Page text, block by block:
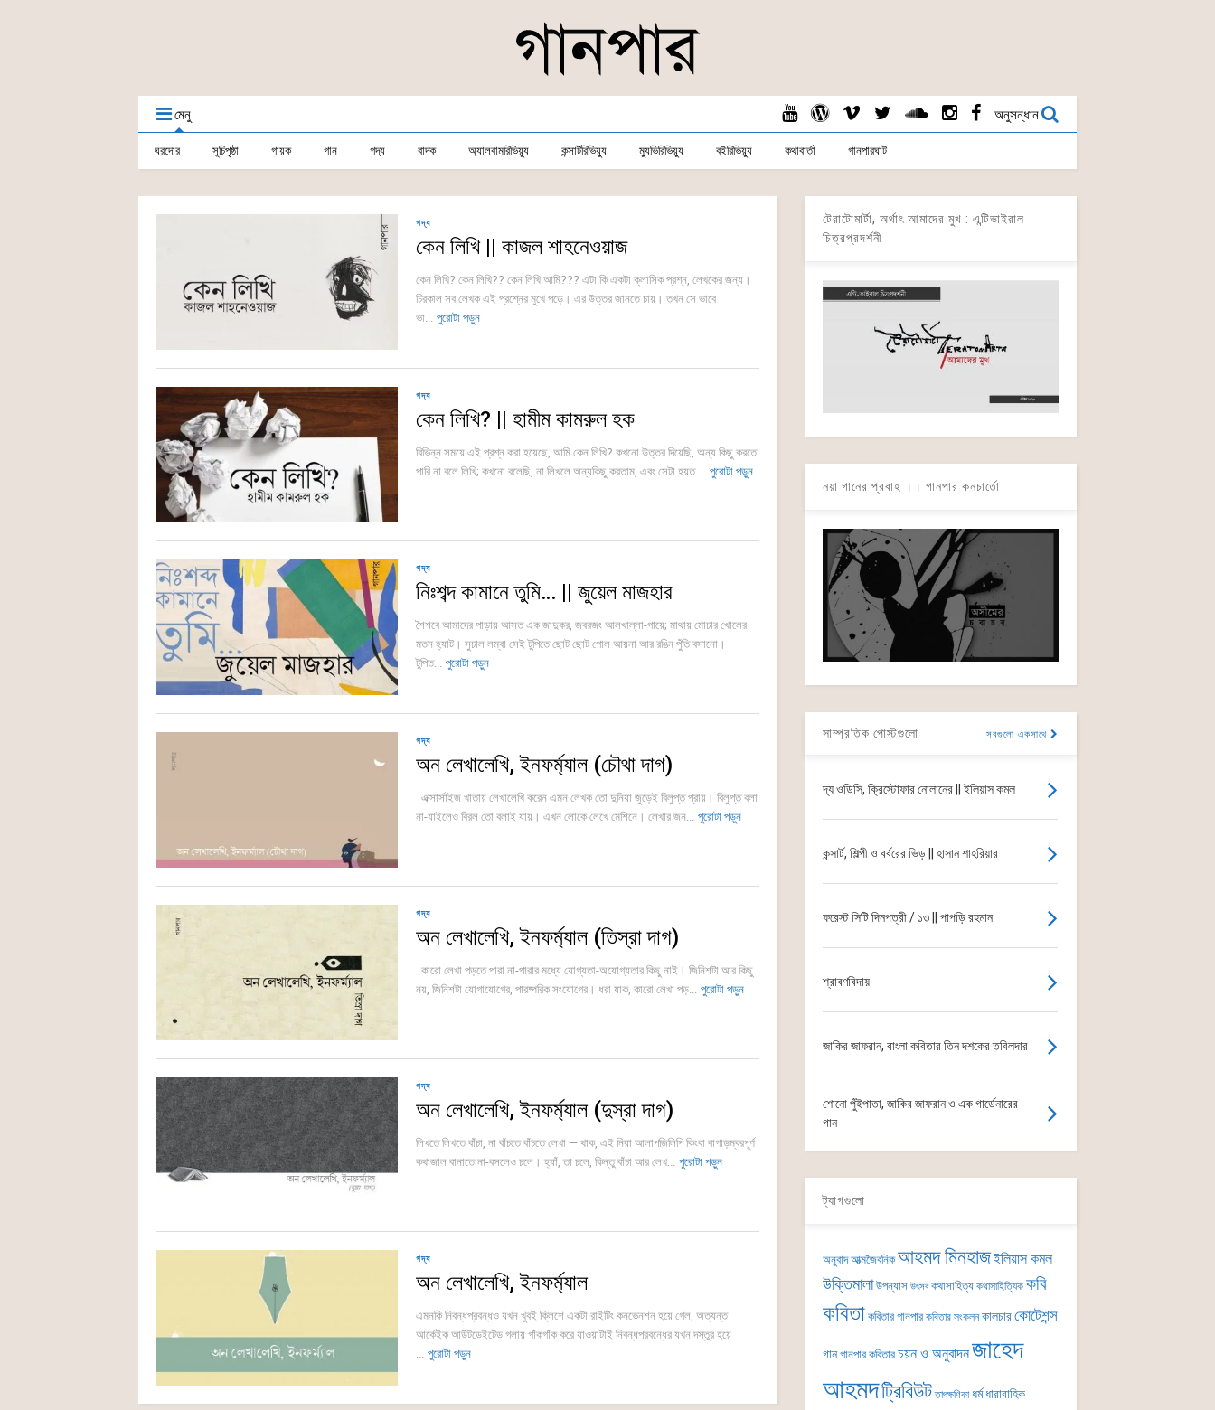
মেনু অনুসন্ধান
ঘরদোর সূচিপৃষ্ঠা গায়ক গান গদ্য বাদক অ্যালবামরিভিয়্যু কন্সার্টরিভিয়্যু ম্যুভিরিভিয়্যু বইরিভিয়্যু কথাবার্তা গানপারঘাট
গদ্য
কেন লিখি || কাজল শাহনেওয়াজ
কেন লিখি? কেন লিখি?? কেন লিখি আমি??? এটা কি একটা ক্লাসিক প্রশ্ন, লেখকের জন্য।
চিরকাল সব লেখক এই প্রশ্নের মুখে পড়ে। এর উত্তর জানতে চায়। তখন সে ভাবে
ভা... পুরোটা পড়ুন
গদ্য
কেন লিখি? || হামীম কামরুল হক
বিভিন্ন সময়ে এই প্রশ্ন করা হয়েছে, আমি কেন লিখি? কখনো উত্তর দিয়েছি, অন্য কিছু করতে
পারি না বলে লিখি; কখনো বলেছি, না লিখলে অন্যকিছু করতাম, এবং সেটা হয়ত ... পুরোটা পড়ুন
গদ্য
নিঃশব্দ কামানে তুমি… || জুয়েল মাজহার
শৈশবে আমাদের পাড়ায় আসত এক জাদুকর, জবরজং আলখাল্লা-গায়ে; মাথায় মোচার খোলের
মতন হ্যাট। সুচাল লম্বা সেই টুপিতে ছোট ছোট গোল আয়না আর রঙিন পুঁতি বসানো।
টুপিত... পুরোটা পড়ুন
গদ্য
অন লেখালেখি, ইনফর্ম্যাল (চৌথা দাগ)
এক্সার্সাইজ খাতায় লেখালেখি করেন এমন লেখক তো দুনিয়া জুড়েই বিলুপ্ত প্রায়। বিলুপ্ত বলা
না-যাইলেও বিরল তো বলাই যায়। এখন লোকে লেখে মেশিনে। লেখার জন... পুরোটা পড়ুন
গদ্য
অন লেখালেখি, ইনফর্ম্যাল (তিস্রা দাগ)
কারো লেখা পড়তে পারা না-পারার মধ্যে যোগ্যতা-অযোগ্যতার কিছু নাই। জিনিশটা আর কিছু
নয়, জিনিশটা যোগাযোগের, পারষ্পরিক সংযোগের। ধরা যাক, কারো লেখা পড়... পুরোটা পড়ুন
গদ্য
অন লেখালেখি, ইনফর্ম্যাল (দুস্রা দাগ)
লিখতে লিখতে বাঁচা, না বাঁচতে বাঁচতে লেখা — থাক, এই নিয়া আলাপজিলিপি কিংবা বাগাড়ম্বরপূর্ণ
কথাজাল বানাতে না-বসলেও চলে। হ্যাঁ, তা চলে, কিন্তু বাঁচা আর লেখ... পুরোটা পড়ুন
গদ্য
অন লেখালেখি, ইনফর্ম্যাল
এমনকি নিবন্ধপ্রবন্ধও যখন খুবই ক্লিশে একটা রাইটিং কনভেনশন হয়ে গেল, অত্যন্ত
আর্কেইক আউটডেইটেড গলায় গাঁকগাঁক করে যাওয়াটাই নিবন্ধপ্রবন্ধের যখন দস্তুর হয়ে
... পুরোটা পড়ুন
টেরাটোমার্টা, অর্থাৎ আমাদের মুখ : এন্টিভাইরাল
চিত্রপ্রদর্শনী
নয়া গানের প্রবাহ ।। গানপার কনচার্তো
সাম্প্রতিক পোস্টগুলো সবগুলো একসাথে
দ্য ওডিসি, ক্রিস্টোফার নোলানের || ইলিয়াস কমল
কন্সার্ট, শিল্পী ও বর্বরের ভিড় || হাসান শাহরিয়ার
ফরেস্ট সিটি দিনপত্রী / ১৩ || পাপড়ি রহমান
শ্রাবণবিদায়
জাকির জাফরান, বাংলা কবিতার তিন দশকের তবিলদার
শোনো পুঁইপাতা, জাকির জাফরান ও এক গার্ডেনারের
গান
ট্যাগগুলো
অনুবাদ আত্মজৈবনিক আহমদ মিনহাজইলিয়াস কমল
উক্তিমালা উপন্যাস উৎসব কথাসাহিত্য কথাসাহিত্যিক কবি
কবিতা কবিতার গানপার কবিতার সংকলন কালচারকোটেশন্স
গান গানপার কবিতার চয়ন ও অনুবাদনজাহেদ
আহমদট্রিবিউট তাৎক্ষণিকা ধর্ম ধারাবাহিক